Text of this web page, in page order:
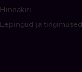
Hinnakiri
Lepingud ja tingimused